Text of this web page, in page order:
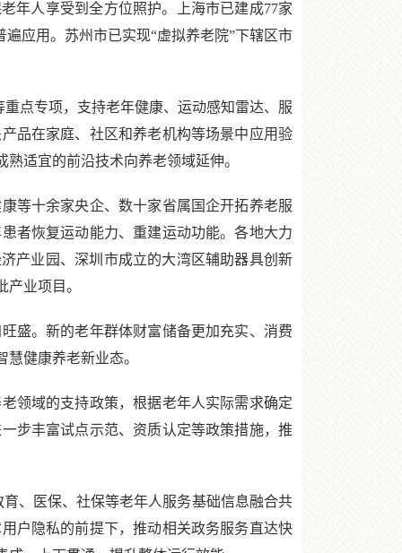
年人享受到全方位照护。上海市已建成77家
应用。苏州市已实现“虚拟养老院”下辖区市
点专项，支持老年健康、运动感知雷达、服
品在家庭、社区和养老机构等场景中应用验
适宜的前沿技术向养老领域延伸。
十余家央企、数十家省属国企开拓养老服
者恢复运动能力、重建运动功能。各地大力
产业园、深圳市成立的大湾区辅助器具创新
业项目。
。新的老年群体财富储备更加充实、消费
健康养老新业态。
域的支持政策，根据老年人实际需求确定
步丰富试点示范、资质认定等政策措施，推
、医保、社保等老年人服务基础信息融合共
户隐私的前提下，推动相关政务服务直达快